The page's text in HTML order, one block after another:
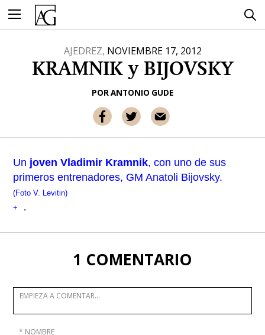
contenido
AJEDREZ, NOVIEMBRE 17, 2012
KRAMNIK y BIJOVSKY
PORANTONIO GUDE
Un joven Vladimir Kramnik, con uno de sus
primeros entrenadores, GM Anatoli Bijovsky.
(Foto V. Levitin)
+
.
1 COMENTARIO